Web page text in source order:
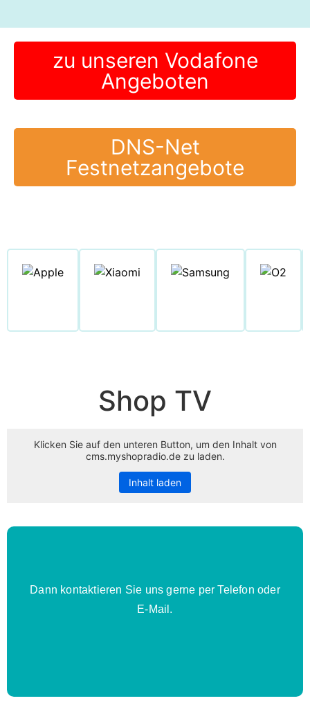
zu unseren Vodafone
Angeboten
DNS-Net
Festnetzangebote
Shop TV
Klicken Sie auf den unteren Button, um den Inhalt von
cms.myshopradio.de zu laden.
Inhalt laden
Dann kontaktieren Sie uns gerne per Telefon oder
E-Mail.